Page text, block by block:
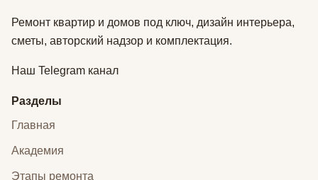
Ремонт квартир и домов под ключ, дизайн интерьера,
сметы, авторский надзор и комплектация.
Наш Telegram канал
Разделы
Главная
Академия
Этапы ремонта